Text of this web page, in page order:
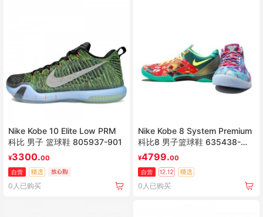
Nike Kobe 10 Elite Low PRM
科比 男子 篮球鞋 805937-901
¥3300.00
自营
0人已购买
Nike Kobe 8 System Premium
科比8 男子篮球鞋 635438-
800
¥4799.00
自营
0人已购买